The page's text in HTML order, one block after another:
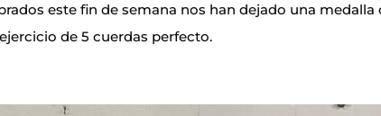
este fin de semana nos han dejado una
de 5 cuerdas perfecto.